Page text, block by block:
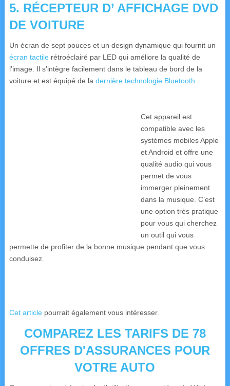
5. RÉCEPTEUR D’ AFFICHAGE DVD
DE VOITURE
Un écran de sept pouces et un design dynamique qui fournit un
écran tactilerétroéclairé par LED qui améliore la qualité de
l’image. Il s’intègre facilement dans le tableau de bord de la
voiture et est équipé de la dernière technologie Bluetooth
Cet appareil est
compatible avec les
systèmes mobiles Apple
et Android et offre une
qualité audio qui vous
permet de vous
immerger pleinement
dans la musique. C’est
une option très pratique
pour vous qui cherchez
un outil qui vous
permette de profiter de la bonne musique pendant que vous
conduisez.
Cet articlepourrait également vous intéresser.
COMPAREZ LES TARIFS DE 78
OFFRES D'ASSURANCES POUR
VOTRE AUTO